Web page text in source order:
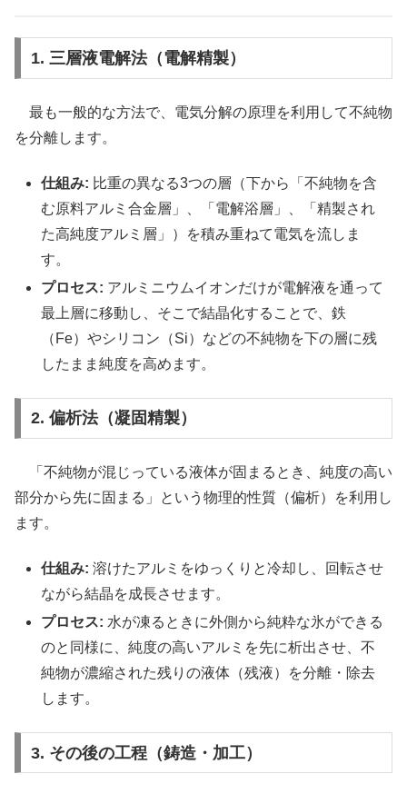
1. 三層液電解法（電解精製）
最も一般的な方法で、電気分解の原理を利用して不純物
を分離します。
仕組み: 比重の異なる3つの層（下から「不純物を含
む原料アルミ合金層」、「電解浴層」、「精製され
た高純度アルミ層」）を積み重ねて電気を流しま
す。
プロセス: アルミニウムイオンだけが電解液を通って
最上層に移動し、そこで結晶化することで、鉄
（Fe）やシリコン（Si）などの不純物を下の層に残
したまま純度を高めます。
2. 偏析法（凝固精製）
「不純物が混じっている液体が固まるとき、純度の高い
部分から先に固まる」という物理的性質（偏析）を利用し
ます。
仕組み: 溶けたアルミをゆっくりと冷却し、回転させ
ながら結晶を成長させます。
プロセス: 水が凍るときに外側から純粋な氷ができる
のと同様に、純度の高いアルミを先に析出させ、不
純物が濃縮された残りの液体（残液）を分離・除去
します。
3. その後の工程（鋳造・加工）